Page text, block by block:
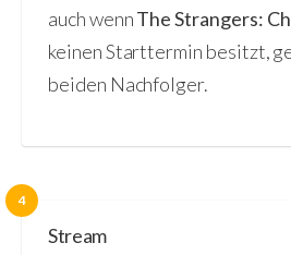
auch wennThe Strangers:
keinen Starttermin besitzt,
beiden Nachfolger.
4
Stream